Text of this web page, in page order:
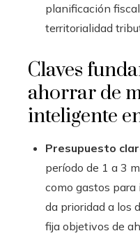
planificación
territorialidad
Claves
ahorrar de
inteligente
Presupuesto
período de 1 a 3
como gastos para
da prioridad a los
fija objetivos de